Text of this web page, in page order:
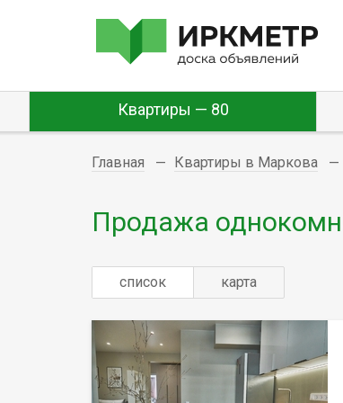
Квартиры — 80
Главная Квартиры в Маркова
Продажа
список карта